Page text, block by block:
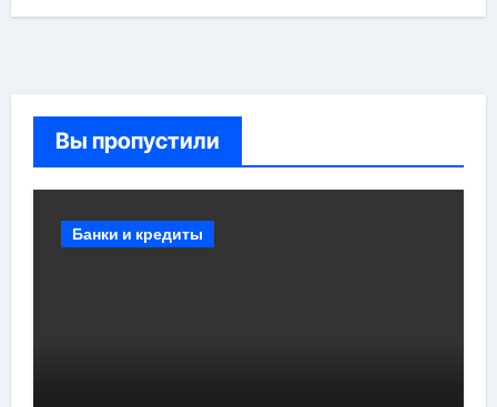
Вы пропустили
Банки и кредиты